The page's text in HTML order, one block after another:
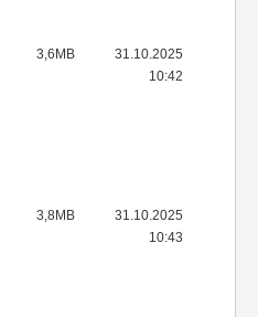
3,6MB
31.10.2025
10:42
3,8MB
31.10.2025
10:43